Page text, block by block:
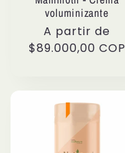
voluminizante
Precio
habitual
A partir de
$89.000,00 COP